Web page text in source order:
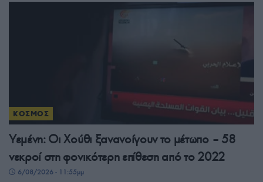
ΚΟΣΜΟΣ
Υεμένη: Οι Χούθι ξανανοίγουν το μέτωπο – 58
νεκροί στη φονικότερη επίθεση από το 2022
6/08/2026 - 11:55μμ